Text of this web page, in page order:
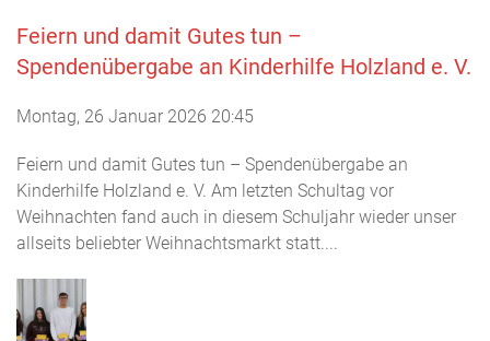
Feiern und damit Gutes tun –
Spendenübergabe an Kinderhilfe Holzland e. V.
Montag, 26 Januar 2026 20:45
Feiern und damit Gutes tun – Spendenübergabe an
Kinderhilfe Holzland e. V. Am letzten Schultag vor
Weihnachten fand auch in diesem Schuljahr wieder unser
allseits beliebter Weihnachtsmarkt statt....